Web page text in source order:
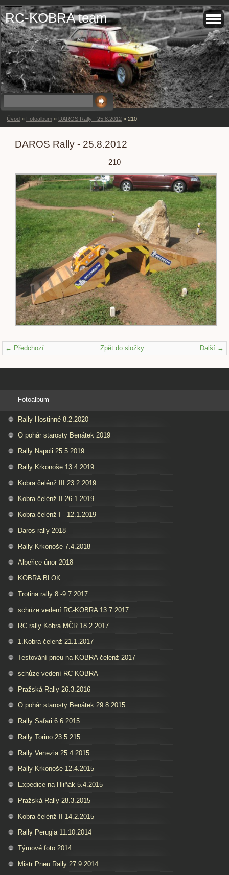
RC-KOBRA team
Úvod » Fotoalbum » DAROS Rally - 25.8.2012 » 210
DAROS Rally - 25.8.2012
210
← Předchozí Další →
Zpět do složky
Fotoalbum
Rally Hostinné 8.2.2020
O pohár starosty Benátek 2019
Rally Napoli 25.5.2019
Rally Krkonoše 13.4.2019
Kobra čelénž III 23.2.2019
Kobra čelénž II 26.1.2019
Kobra čelénž I - 12.1.2019
Daros rally 2018
Rally Krkonoše 7.4.2018
Albeřice únor 2018
KOBRA BLOK
Trotina rally 8.-9.7.2017
schůze vedení RC-KOBRA 13.7.2017
RC rally Kobra MČR 18.2.2017
1.Kobra čelenž 21.1.2017
Testování pneu na KOBRA čelenž 2017
schůze vedení RC-KOBRA
Pražská Rally 26.3.2016
O pohár starosty Benátek 29.8.2015
Rally Safari 6.6.2015
Rally Torino 23.5.215
Rally Venezia 25.4.2015
Rally Krkonoše 12.4.2015
Expedice na Hliňák 5.4.2015
Pražská Rally 28.3.2015
Kobra čelénž II 14.2.2015
Rally Perugia 11.10.2014
Týmové foto 2014
Mistr Pneu Rally 27.9.2014